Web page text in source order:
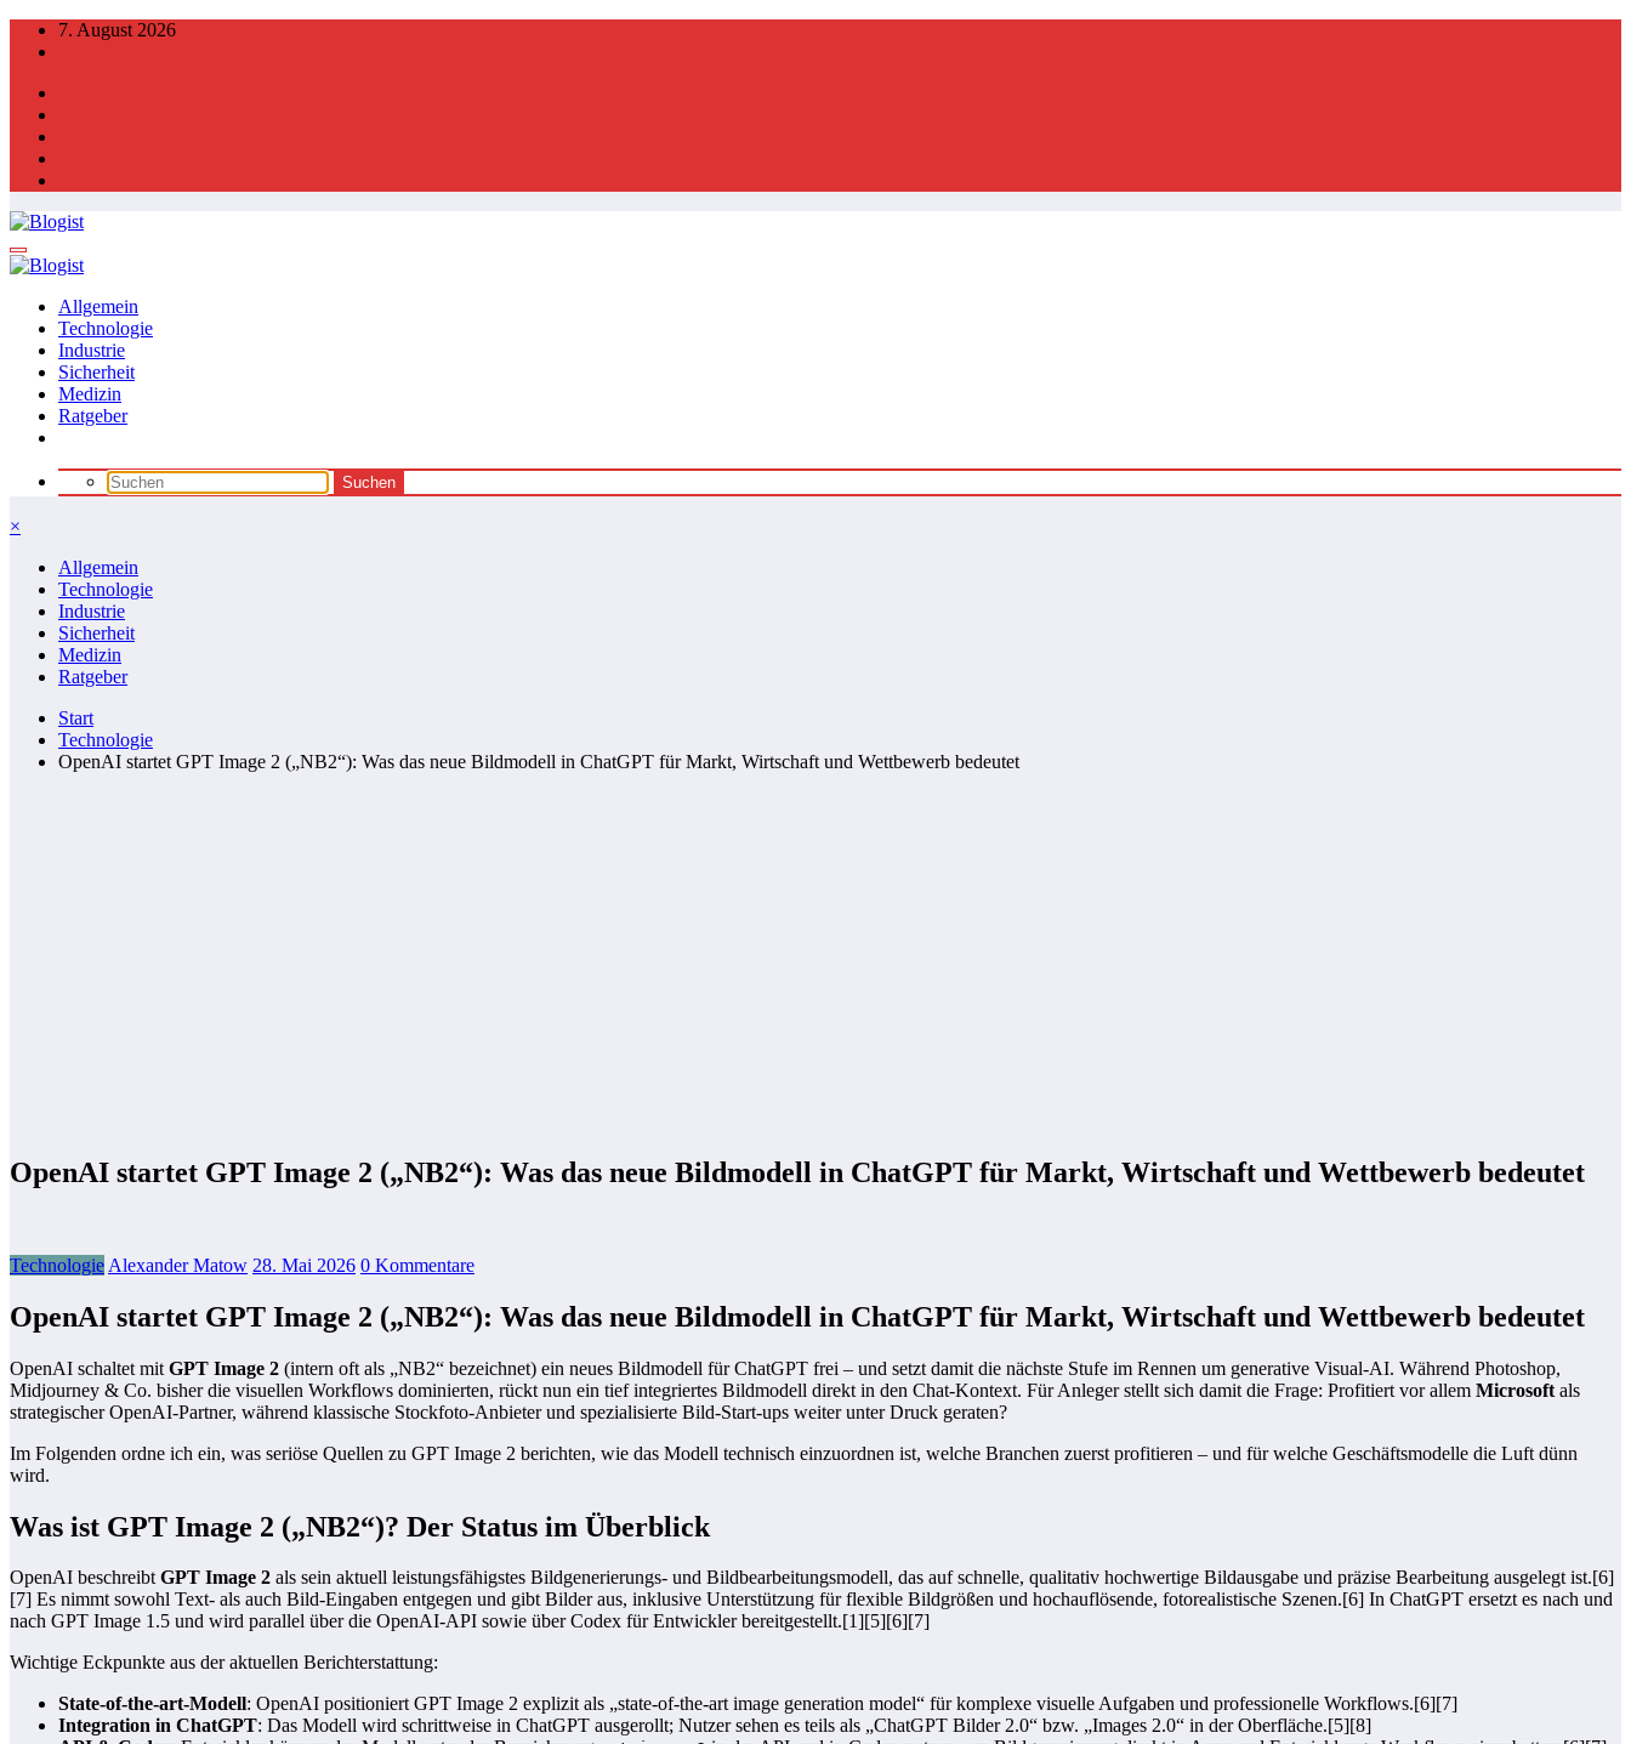
Zum
Inhalt
7. August 2026
Allgemein
Technologie
Industrie
Sicherheit
Medizin
Ratgeber
×
Allgemein
Technologie
Industrie
Sicherheit
Medizin
Ratgeber
Start
Technologie
OpenAI startet GPT Image 2 („NB2“): Was das neue Bildmodell in ChatGPT für Markt, Wirtschaft und Wettbewerb bedeutet
OpenAI startet GPT Image 2 („NB2“): Was das neue Bildmodell in ChatGPT für Markt, Wirtschaft und Wettbewerb bedeutet
Technologie Alexander Matow 28. Mai 2026 0 Kommentare
OpenAI startet GPT Image 2 („NB2“): Was das neue Bildmodell in ChatGPT für Markt, Wirtschaft und Wettbewerb bedeutet
OpenAI schaltet mit GPT Image 2 (intern oft als „NB2“ bezeichnet) ein neues Bildmodell für ChatGPT frei – und setzt damit die nächste Stufe im Rennen um generative Visual-AI. Während Photoshop,
Midjourney & Co. bisher die visuellen Workflows dominierten, rückt nun ein tief integriertes Bildmodell direkt in den Chat-Kontext. Für Anleger stellt sich damit die Frage: Profitiert vor allem Microsoft als
strategischer OpenAI-Partner, während klassische Stockfoto-Anbieter und spezialisierte Bild-Start-ups weiter unter Druck geraten?
Im Folgenden ordne ich ein, was seriöse Quellen zu GPT Image 2 berichten, wie das Modell technisch einzuordnen ist, welche Branchen zuerst profitieren – und für welche Geschäftsmodelle die Luft dünn
wird.
Was ist GPT Image 2 („NB2“)? Der Status im Überblick
OpenAI beschreibtGPT Image 2 als sein aktuell leistungsfähigstes Bildgenerierungs- und Bildbearbeitungsmodell, das auf schnelle, qualitativ hochwertige Bildausgabe und präzise Bearbeitung ausgelegt ist.[6]
[7] Es nimmt sowohl Text- als auch Bild-Eingaben entgegen und gibt Bilder aus, inklusive Unterstützung für flexible Bildgrößen und hochauflösende, fotorealistische Szenen.[6] In ChatGPT ersetzt es nach und
nach GPT Image 1.5 und wird parallel über die OpenAI-API sowie über Codex für Entwickler bereitgestellt.[1][5][6][7]
Wichtige Eckpunkte aus der aktuellen Berichterstattung:
State-of-the-art‑Modell: OpenAI positioniert GPT Image 2 explizit als „state-of-the-art image generation model“ für komplexe visuelle Aufgaben und professionelle Workflows.[6][7]
Integration in ChatGPT: Das Modell wird schrittweise in ChatGPT ausgerollt; Nutzer sehen es teils als „ChatGPT Bilder 2.0“ bzw. „Images 2.0“ in der Oberfläche.[5][8]